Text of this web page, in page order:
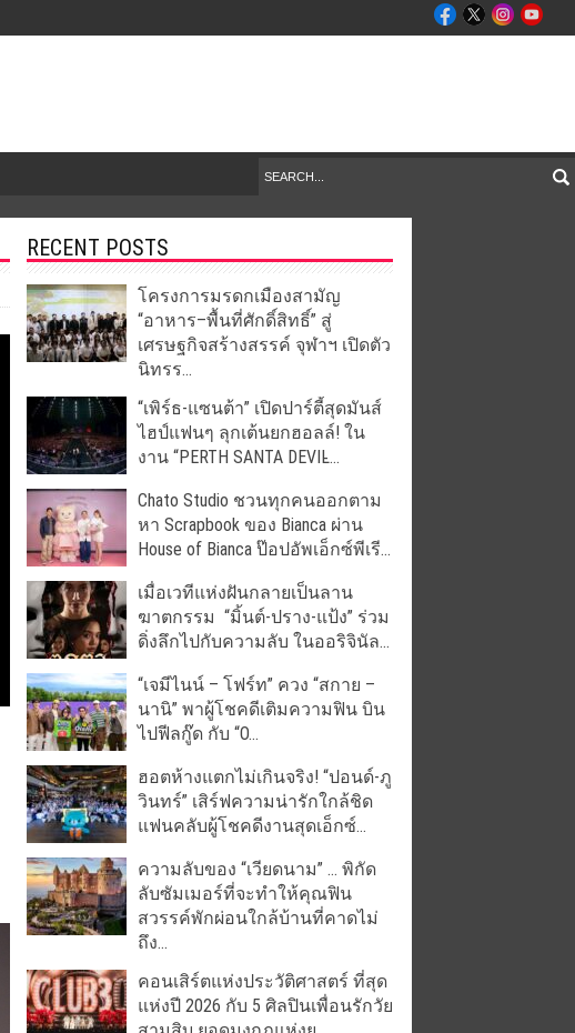
RECENT POSTS
โครงการมรดกเมืองสามัญ
“อาหาร–พื้นที่ศักดิ์สิทธิ์” สู่
เศรษฐกิจสร้างสรรค์ จุฬาฯ เปิดตัว
นิทรร...
“เพิร์ธ-แซนต้า” เปิดปาร์ตี้สุดมันส์
ไฮป์แฟนๆ ลุกเต้นยกฮอลล์! ใน
งาน “PERTH SANTA DEVIL̵...
Chato Studio ชวนทุกคนออกตาม
หา Scrapbook ของ Bianca ผ่าน
House of Bianca ป๊อปอัพเอ็กซ์พีเรี...
เมื่อเวทีแห่งฝันกลายเป็นลาน
ฆาตกรรม “มิ้นต์-ปราง-แป้ง” ร่วม
ดิ่งลึกไปกับความลับ ในออริจินัล...
“เจมีไนน์ – โฟร์ท” ควง “สกาย –
นานิ” พาผู้โชคดีเติมความฟิน บิน
ไปฟีลกู๊ด กับ “O...
ฮอตห้างแตกไม่เกินจริง! “ปอนด์-ภู
วินทร์” เสิร์ฟความน่ารักใกล้ชิด
แฟนคลับผู้โชคดีงานสุดเอ็กซ์...
ความลับของ “เวียดนาม” … พิกัด
ลับซัมเมอร์ที่จะทำให้คุณฟิน
สวรรค์พักผ่อนใกล้บ้านที่คาดไม่
ถึง...
คอนเสิร์ตแห่งประวัติศาสตร์ ที่สุด
แห่งปี 2026 กับ 5 ศิลปินเพื่อนรักวัย